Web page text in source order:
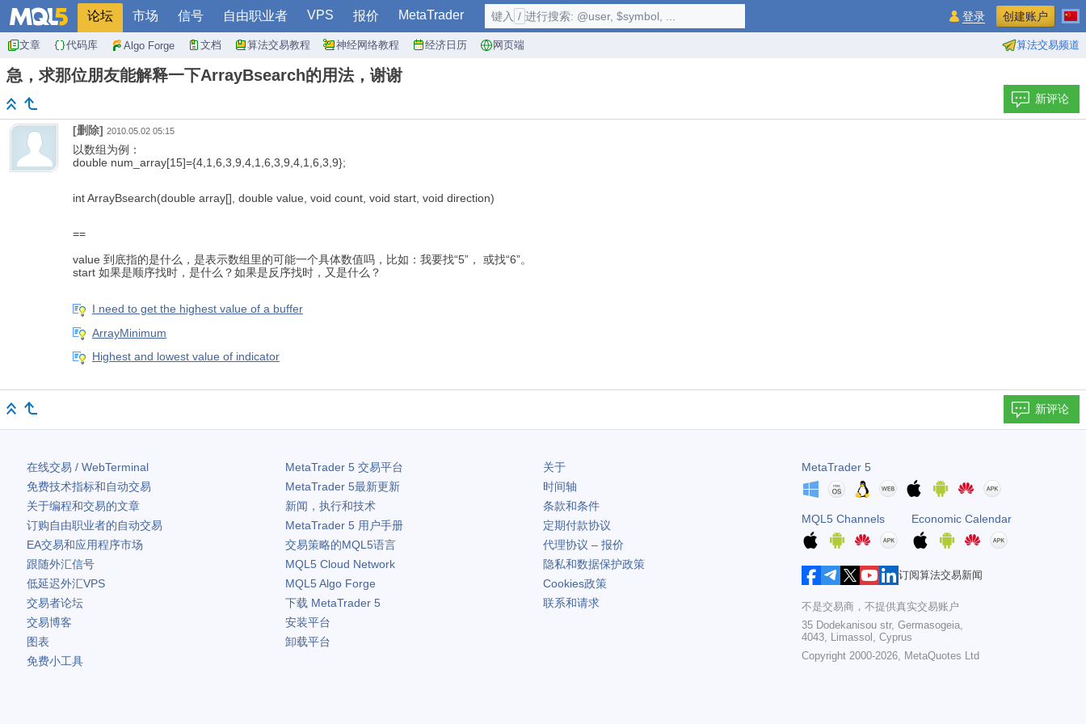
论坛 市场 信号 自由职业者 VPS 报价 MetaTrader
文章 代码库 Algo Forge 文档 算法交易教程 神经网络教程 经济日历 网页端 算法交易频道
键入 / 进行搜索: @user, $symbol, ... 登录 创建账户
急，求那位朋友能解释一下ArrayBsearch的用法，谢谢
新评论
[删除] 2010.05.02 05:15
以数组为例：
double num_array[15]={4,1,6,3,9,4,1,6,3,9,4,1,6,3,9};
intArrayBsearch(double array[], double value, void count, void start, void direction)
==
value 到底指的是什么，是表示数组里的可能一个具体数值吗，比如：我要找“5”， 或找“6”。
start 如果是顺序找时，是什么？如果是反序找时，又是什么？
I need to get the highest value of a buffer
ArrayMinimum
Highest and lowest value of indicator
新评论
在线交易 / WebTerminal
免费技术指标和自动交易
关于编程和交易的文章
订购自由职业者的自动交易
EA交易和应用程序市场
跟随外汇信号
低延迟外汇VPS
交易者论坛
交易博客
图表
免费小工具
MetaTrader 5交易平台
MetaTrader 5最新更新
新闻，执行和技术
MetaTrader 5用户手册
交易策略的MQL5语言
MQL5 Cloud Network
MQL5 Algo Forge
下载 MetaTrader 5
安装平台
卸载平台
关于
时间轴
条款和条件
定期付款协议
代理协议 – 报价
隐私和数据保护政策
Cookies政策
联系和请求
MetaTrader 5
MQL5 Channels Economic Calendar
订阅算法交易新闻
不是交易商，不提供真实交易账户
35 Dodekanisou str, Germasogeia,
4043, Limassol, Cyprus
Copyright 2000-2026,
MetaQuotes Ltd